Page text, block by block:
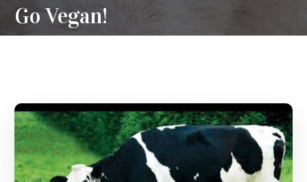
Go Vegan!